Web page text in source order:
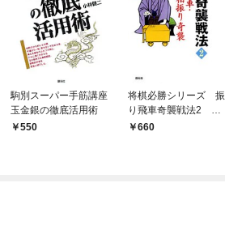
駒別スーパー手筋講座
玉金銀の徹底活用術
550
将棋必勝シリーズ 振
り飛車奇襲戦法2 阪
田流向かい飛車・奇襲
660